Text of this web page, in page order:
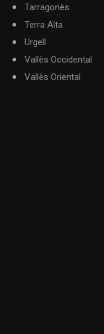
Tarragonès
Terra Alta
Urgell
Vallès Occidental
Vallès Oriental